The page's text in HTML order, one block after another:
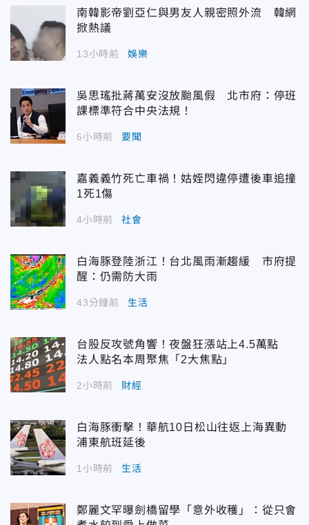
南韓影帝劉亞仁與男友人親密照外流 韓網
掀熱議
13小時前 娛樂
吳思瑤批蔣萬安沒放颱風假 北市府：停班
課標準符合中央法規！
6小時前 要聞
嘉義義竹死亡車禍！姑姪閃違停遭後車追撞
1死1傷
4小時前 社會
白海豚登陸浙江！台北風雨漸趨緩 市府提
醒：仍需防大雨
43分鐘前 生活
台股反攻號角響！夜盤狂漲站上4.5萬點
法人點名本周聚焦「2大焦點」
2小時前 財經
白海豚衝擊！華航10日松山往返上海異動
浦東航班延後
1小時前 生活
鄭麗文罕曝劍橋留學「意外收穫」：從只會